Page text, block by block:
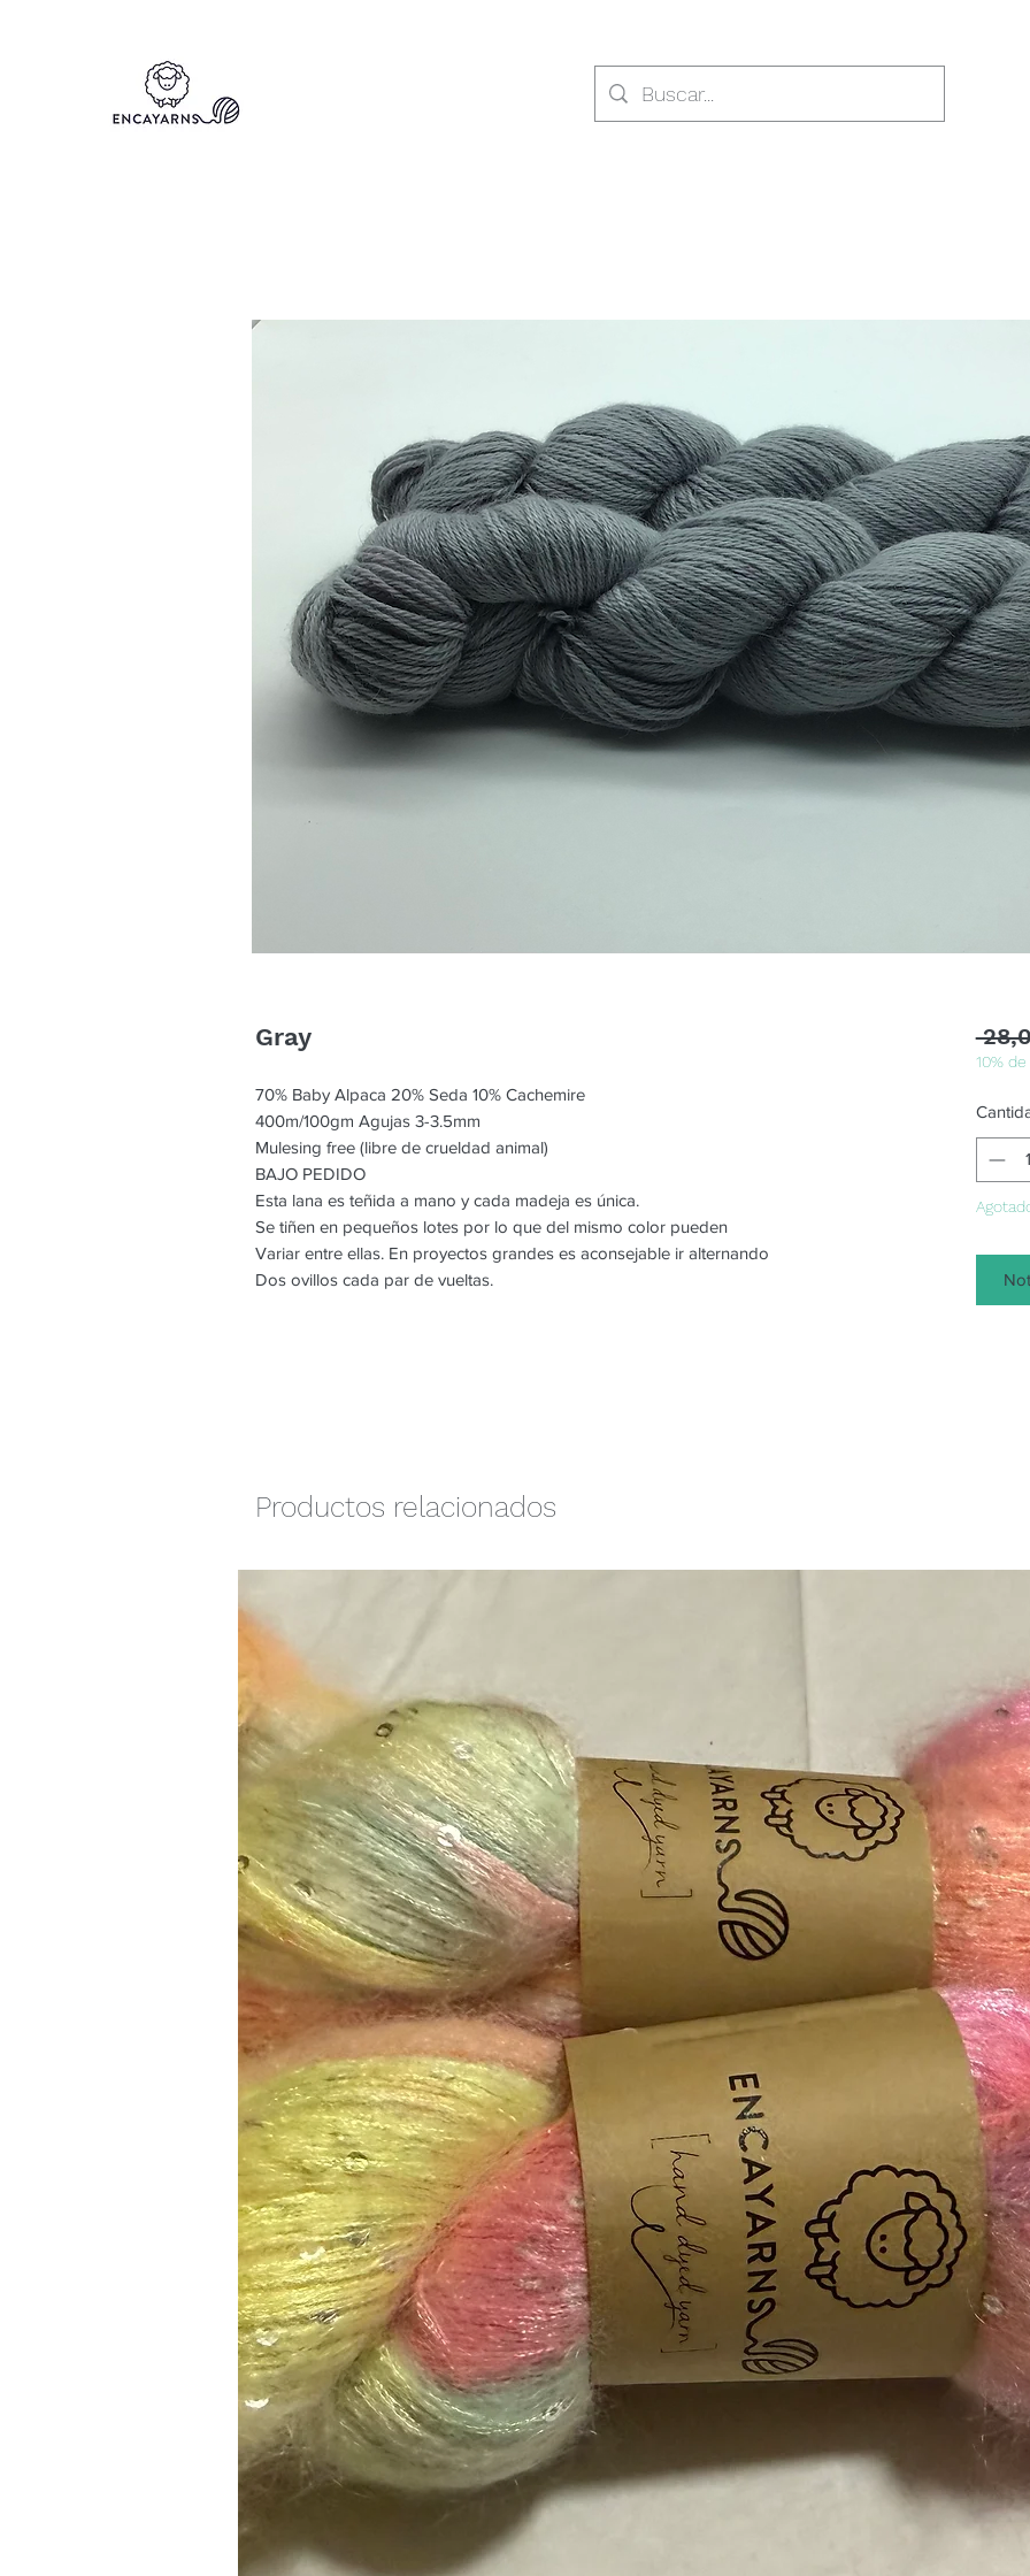
Gray
70% Baby Alpaca 20% Seda 10% Cachemire
400m/100gm Agujas 3-3.5mm
Mulesing free (libre de crueldad animal)
BAJO PEDIDO
Esta lana es teñida a mano y cada madeja es única.
Se tiñen en pequeños lotes por lo que del mismo color pueden
Variar entre ellas. En proyectos grandes es aconsejable ir alternando
Dos ovillos cada par de vueltas.
10%
Productos relacionados